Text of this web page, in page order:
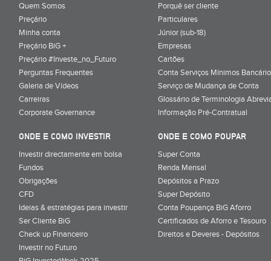
Quem Somos
Preçário
Minha conta
Preçário BiG +
Preçário #Investe_no_Futuro
Perguntas Frequentes
Galeria de Vídeos
Carreiras
Corporate Governance
Porquê ser cliente
Particulares
Júnior (sub-18)
Empresas
Cartões
Conta Serviços Mínimos
Serviço de Mudança de Conta
Glossário de Terminologia
Informação Pré-Contratual
ONDE E COMO INVESTIR
Investir directamente em bolsa
Fundos
Obrigações
CFD
Ideias & estratégias para investir
Ser Cliente BiG
Check up Financeiro
Investir no Futuro
ONDE E COMO POUPAR
Super Conta
Renda Mensal
Depósitos a Prazo
Super Depósito
Conta Poupança BiG Aforro
Certificados de Aforro e Tesouro
Direitos e Deveres - Depósitos